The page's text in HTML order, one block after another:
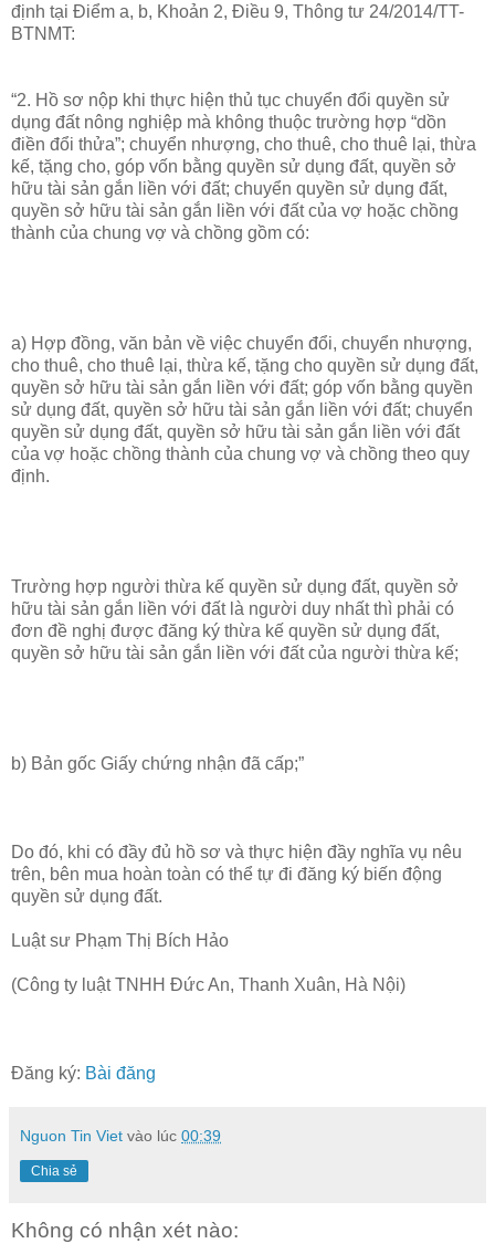
định tại Điểm a, b, Khoản 2, Điều 9, Thông tư 24/2014/TT-
BTNMT:
“2. Hồ sơ nộp khi thực hiện thủ tục chuyển đổi quyền sử
dụng đất nông nghiệp mà không thuộc trường hợp “dồn
điền đổi thửa”; chuyển nhượng, cho thuê, cho thuê lại, thừa
kế, tặng cho, góp vốn bằng quyền sử dụng đất, quyền sở
hữu tài sản gắn liền với đất; chuyển quyền sử dụng đất,
quyền sở hữu tài sản gắn liền với đất của vợ hoặc chồng
thành của chung vợ và chồng gồm có:
a) Hợp đồng, văn bản về việc chuyển đổi, chuyển nhượng,
cho thuê, cho thuê lại, thừa kế, tặng cho quyền sử dụng đất,
quyền sở hữu tài sản gắn liền với đất; góp vốn bằng quyền
sử dụng đất, quyền sở hữu tài sản gắn liền với đất; chuyển
quyền sử dụng đất, quyền sở hữu tài sản gắn liền với đất
của vợ hoặc chồng thành của chung vợ và chồng theo quy
định.
Trường hợp người thừa kế quyền sử dụng đất, quyền sở
hữu tài sản gắn liền với đất là người duy nhất thì phải có
đơn đề nghị được đăng ký thừa kế quyền sử dụng đất,
quyền sở hữu tài sản gắn liền với đất của người thừa kế;
b) Bản gốc Giấy chứng nhận đã cấp;”
Do đó, khi có đầy đủ hồ sơ và thực hiện đầy nghĩa vụ nêu
trên, bên mua hoàn toàn có thể tự đi đăng ký biến động
quyền sử dụng đất.
Luật sư Phạm Thị Bích Hảo
(Công ty luật TNHH Đức An, Thanh Xuân, Hà Nội)
Đăng ký: Bài đăng
Nguon Tin Viet vào lúc 00:39
Chia sẻ
Không có nhận xét nào: